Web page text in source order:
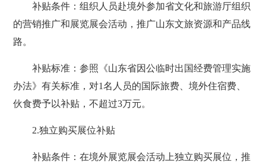
补贴条件：组织人员赴境外参加省文化和旅游厅组织
的营销推广和展览展会活动，推广山东文旅资源和产品线
路。
补贴标准：参照《山东省因公临时出国经费管理实施
办法》有关标准，对1名人员的国际旅费、境外住宿费、
伙食费予以补贴，不超过3万元。
2.独立购买展位补贴
补贴条件：在境外展览展会活动上独立购买展位，推